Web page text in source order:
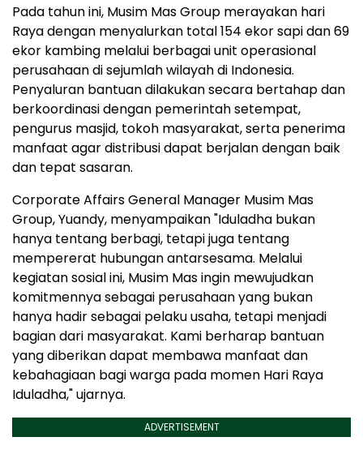
Pada tahun ini, Musim Mas Group merayakan hari
Raya dengan menyalurkan total 154 ekor sapi dan 69
ekor kambing melalui berbagai unit operasional
perusahaan di sejumlah wilayah di Indonesia.
Penyaluran bantuan dilakukan secara bertahap dan
berkoordinasi dengan pemerintah setempat,
pengurus masjid, tokoh masyarakat, serta penerima
manfaat agar distribusi dapat berjalan dengan baik
dan tepat sasaran.
Corporate Affairs General Manager Musim Mas
Group, Yuandy, menyampaikan "Iduladha bukan
hanya tentang berbagi, tetapi juga tentang
mempererat hubungan antarsesama. Melalui
kegiatan sosial ini, Musim Mas ingin mewujudkan
komitmennya sebagai perusahaan yang bukan
hanya hadir sebagai pelaku usaha, tetapi menjadi
bagian dari masyarakat. Kami berharap bantuan
yang diberikan dapat membawa manfaat dan
kebahagiaan bagi warga pada momen Hari Raya
Iduladha," ujarnya.
ADVERTISEMENT